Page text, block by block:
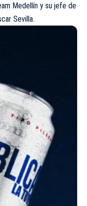
Medellín y su jefe de
Sevilla.